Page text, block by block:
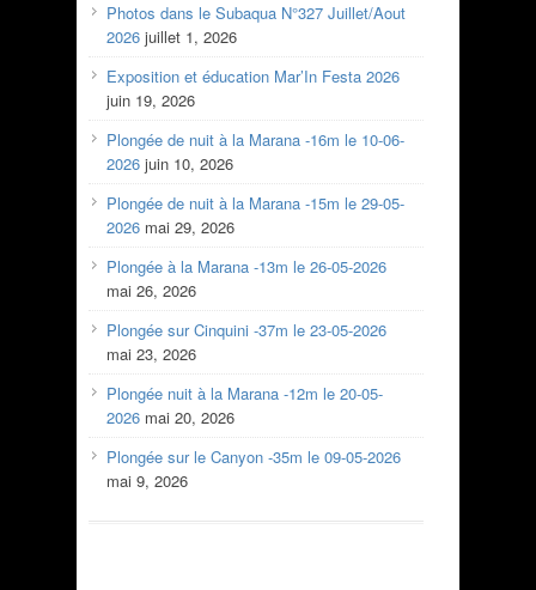
Photos dans le Subaqua N°327 Juillet/Aout
2026 juillet 1, 2026
Exposition et éducation Mar’In Festa 2026
juin 19, 2026
Plongée de nuit à la Marana -16m le 10-06-
2026 juin 10, 2026
Plongée de nuit à la Marana -15m le 29-05-
2026 mai 29, 2026
Plongée à la Marana -13m le 26-05-2026
mai 26, 2026
Plongée sur Cinquini -37m le 23-05-2026
mai 23, 2026
Plongée nuit à la Marana -12m le 20-05-
2026 mai 20, 2026
Plongée sur le Canyon -35m le 09-05-2026
mai 9, 2026